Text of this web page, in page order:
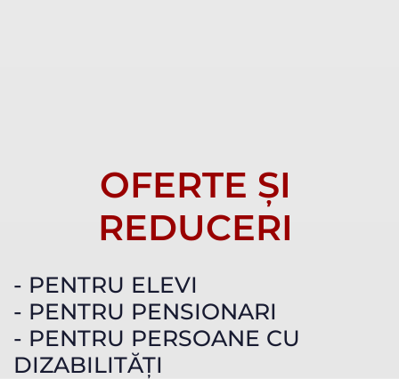
OFERTE ȘI
REDUCERI
- PENTRU ELEVI
- PENTRU PENSIONARI
- PENTRU PERSOANE CU
DIZABILITĂȚI